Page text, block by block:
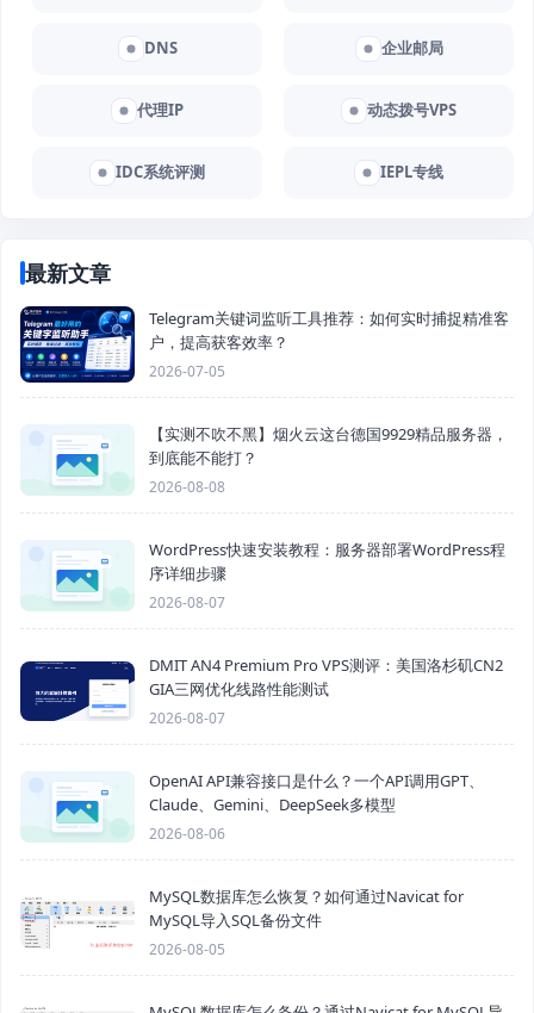
DNS 企业邮局
代理IP 动态拨号VPS
IDC系统评测 IEPL专线
最新文章
Telegram关键词监听工具推荐：如何实时捕捉精准客
户，提高获客效率？
2026-07-05
【实测不吹不黑】烟火云这台德国9929精品服务器，
到底能不能打？
2026-08-08
WordPress快速安装教程：服务器部署WordPress程
序详细步骤
2026-08-07
DMIT AN4 Premium Pro VPS测评：美国洛杉矶CN2
GIA三网优化线路性能测试
2026-08-07
OpenAI API兼容接口是什么？一个API调用GPT、
Claude、Gemini、DeepSeek多模型
2026-08-06
MySQL数据库怎么恢复？如何通过Navicat for
MySQL导入SQL备份文件
2026-08-05